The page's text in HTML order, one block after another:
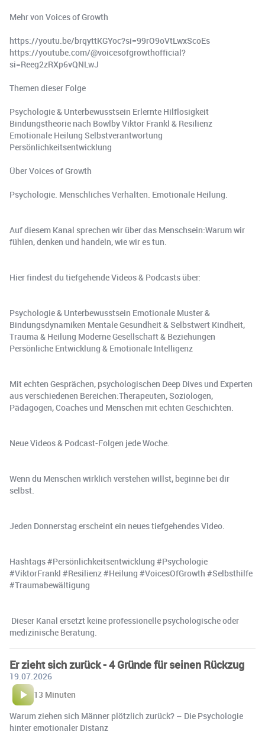
Mehr von Voices of Growth
https://youtu.be/brqyttKGYoc?si=99rO9oVtLwxScoEs
https://youtube.com/@voicesofgrowthofficial?
si=Reeg2zRXp6vQNLwJ
Themen dieser Folge
Psychologie & Unterbewusstsein Erlernte Hilflosigkeit
Bindungstheorie nach Bowlby Viktor Frankl & Resilienz
Emotionale Heilung Selbstverantwortung
Persönlichkeitsentwicklung
Über Voices of Growth
Psychologie. Menschliches Verhalten. Emotionale Heilung.
Auf diesem Kanal sprechen wir über das Menschsein:Warum wir
fühlen, denken und handeln, wie wir es tun.
Hier findest du tiefgehende Videos & Podcasts über:
Psychologie & Unterbewusstsein Emotionale Muster &
Bindungsdynamiken Mentale Gesundheit & Selbstwert Kindheit,
Trauma & Heilung Moderne Gesellschaft & Beziehungen
Persönliche Entwicklung & Emotionale Intelligenz
Mit echten Gesprächen, psychologischen Deep Dives und Experten
aus verschiedenen Bereichen:Therapeuten, Soziologen,
Pädagogen, Coaches und Menschen mit echten Geschichten.
Neue Videos & Podcast-Folgen jede Woche.
Wenn du Menschen wirklich verstehen willst, beginne bei dir
selbst.
Jeden Donnerstag erscheint ein neues tiefgehendes Video.
Hashtags #Persönlichkeitsentwicklung #Psychologie
#ViktorFrankl #Resilienz #Heilung #VoicesOfGrowth #Selbsthilfe
#Traumabewältigung
️ Dieser Kanal ersetzt keine professionelle psychologische oder
medizinische Beratung.
Er zieht sich zurück - 4 Gründe für seinen Rückzug
19.07.2026
13 Minuten
Warum ziehen sich Männer plötzlich zurück? – Die Psychologie
hinter emotionaler Distanz